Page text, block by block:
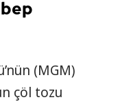
(MGM)
çöl tozu